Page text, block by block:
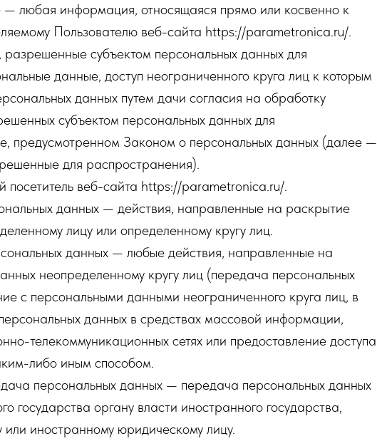
любая информация, относящаяся прямо или косвенно к
Пользователю веб-сайта https://parametronica.ru/.
субъектом персональных данных для
данные, доступ неограниченного круга лиц к которым
данных путем дачи согласия на обработку
субъектом персональных данных для
предусмотренном Законом о персональных данных (далее —
для распространения).
посетитель веб-сайта https://parametronica.ru/.
данных — действия, направленные на раскрытие
лицу или определенному кругу лиц.
данных — любые действия, направленные на
неопределенному кругу лиц (передача персональных
с персональными данными неограниченного круга лиц, в
данных в средствах массовой информации,
телекоммуникационных сетях или предоставление доступа
либо иным способом.
персональных данных — передача персональных данных
государства органу власти иностранного государства,
иностранному юридическому лицу.